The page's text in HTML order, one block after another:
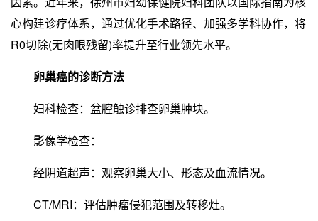
心构建诊疗体系，通过优化手术路径、加强多学科协作，将
R0切除(无肉眼残留)率提升至行业领先水平。
卵巢癌的诊断方法
妇科检查：盆腔触诊排查卵巢肿块。
影像学检查：
经阴道超声：观察卵巢大小、形态及血流情况。
CT/MRI：评估肿瘤侵犯范围及转移灶。